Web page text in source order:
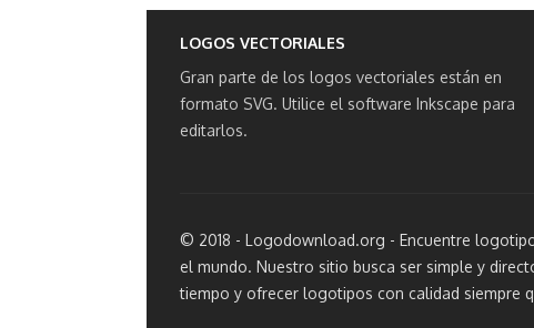
LOGOS VECTORIALES
Gran parte de los logos vectoriales están en
formato SVG. Utilice el software Inkscape para
editarlos.
© 2018 - Logodownload.org - Encuentre
el mundo. Nuestro sitio busca ser simple y
tiempo y ofrecer logotipos con calidad siempre